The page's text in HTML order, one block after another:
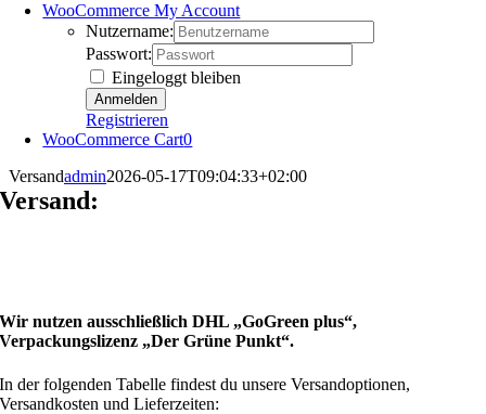
WooCommerce My Account
Nutzername:
Passwort:
Eingeloggt bleiben
Registrieren
WooCommerce Cart0
Versandadmin2026-05-17T09:04:33+02:00
Versand:
Wir nutzen ausschließlich DHL „GoGreen plus“,
Verpackungslizenz „Der Grüne Punkt“.
In der folgenden Tabelle findest du unsere Versandoptionen,
Versandkosten und Lieferzeiten: